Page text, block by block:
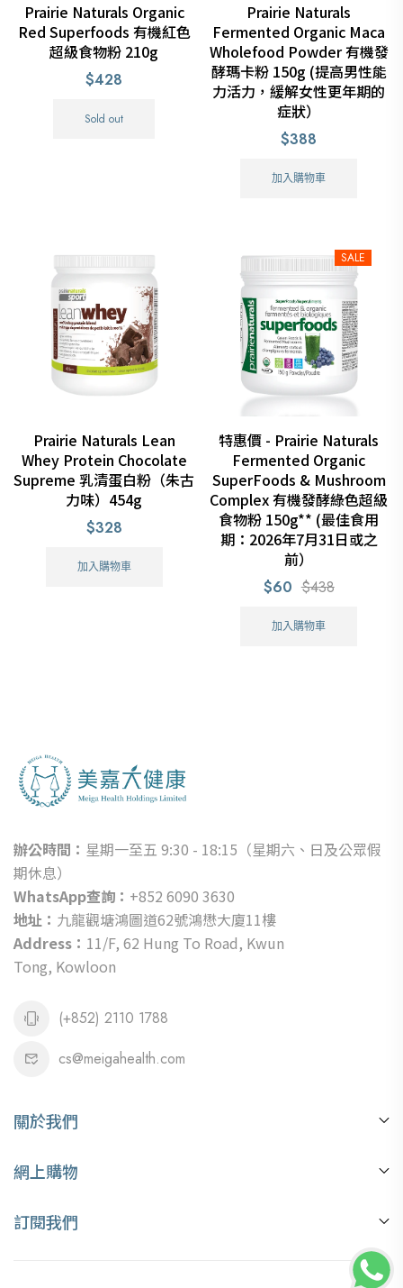
Prairie Naturals Organic
Red Superfoods 有機紅色
超級食物粉 210g
$428
Sold out
Prairie Naturals
Fermented Organic Maca
Wholefood Powder 有機發
酵瑪卡粉 150g (提高男性能
力活力，緩解女性更年期的
症狀）
$388
加入購物車
Prairie Naturals Lean
Whey Protein Chocolate
Supreme 乳清蛋白粉（朱古
力味）454g
$328
加入購物車
SALE
特惠價 - Prairie Naturals
Fermented Organic
SuperFoods & Mushroom
Complex 有機發酵綠色超級
食物粉 150g** (最佳食用
期：2026年7月31日或之
前）
$60 $438
加入購物車
辦公時間： 星期一至五 9:30 - 18:15（星期六、日及公眾假
期休息）
WhatsApp查詢： +852 6090 3630
地址： 九龍觀塘鴻圖道62號鴻懋大廈11樓
Address： 11/F, 62 Hung To Road, Kwun
Tong, Kowloon
(+852) 2110 1788
cs@meigahealth.com
關於我們
銷售地點
美嘉健康資訊
網上購物
訂購流程
訂閱我們
搶先收到我們的最新優惠和健康資訊，立即訂閱我們的優惠